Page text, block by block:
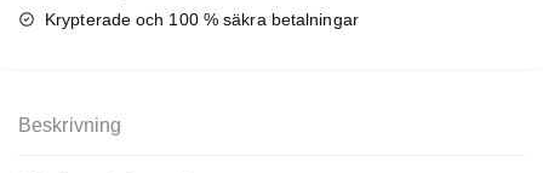
Krypterade och 100 % säkra betalningar
Beskrivning